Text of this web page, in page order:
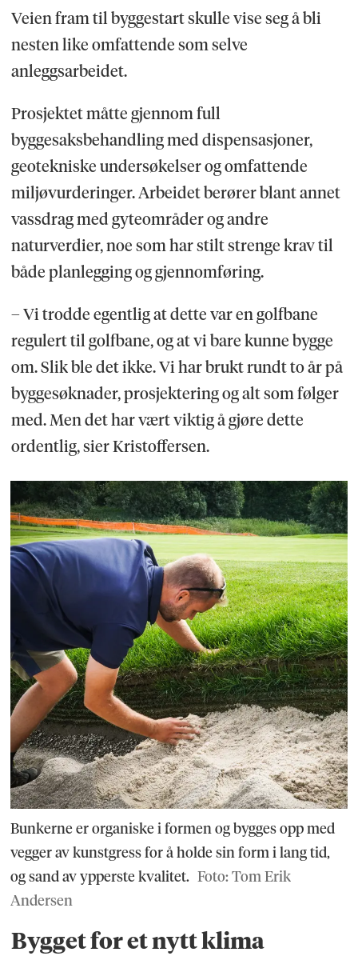
Veien fram til byggestart skulle vise seg å bli
nesten like omfattende som selve
anleggsarbeidet.
Prosjektet måtte gjennom full
byggesaksbehandling med dispensasjoner,
geotekniske undersøkelser og omfattende
miljøvurderinger. Arbeidet berører blant annet
vassdrag med gyteområder og andre
naturverdier, noe som har stilt strenge krav til
både planlegging og gjennomføring.
– Vi trodde egentlig at dette var en golfbane
regulert til golfbane, og at vi bare kunne bygge
om. Slik ble det ikke. Vi har brukt rundt to år på
byggesøknader, prosjektering og alt som følger
med. Men det har vært viktig å gjøre dette
ordentlig, sier Kristoffersen.
Bunkerne er organiske i formen og bygges opp med
vegger av kunstgress for å holde sin form i lang tid,
og sand av ypperste kvalitet. Foto: Tom Erik
Andersen
Bygget for et nytt klima